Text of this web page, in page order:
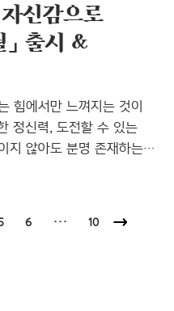
신감으로
」 출시 &
힘에서만 느껴지는 것이
정신력, 도전할 수 있는
지 않아도 분명 존재하는
만들어가는 과정과도
이는 힘과 보이지 않는
서체, 「초월」 초월체는
6 ··· 10